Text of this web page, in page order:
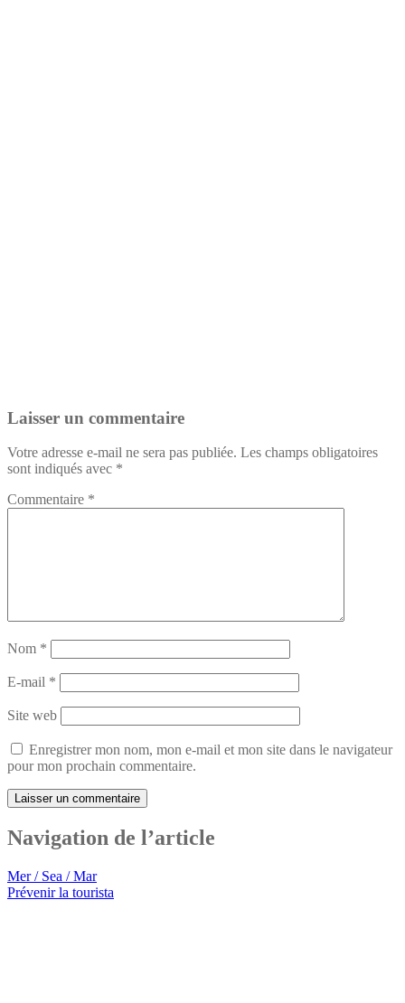
Laisser un commentaire
Votre adresse e-mail ne sera pas publiée. Les champs obligatoires
sont indiqués avec *
Commentaire *
Nom *
E-mail *
Site web
Enregistrer mon nom, mon e-mail et mon site dans le navigateur
pour mon prochain commentaire.
Navigation de l’article
Mer / Sea / Mar
Prévenir la tourista